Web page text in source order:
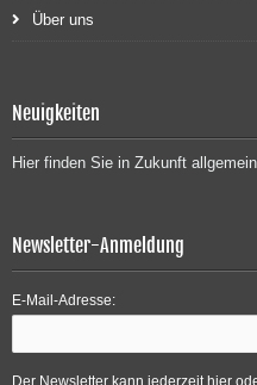
Über uns
Neuigkeiten
Hier finden Sie in Zukunft
Newsletter-Anmeldung
E-Mail-Adresse:
Der Newsletter kann jederzeit hier